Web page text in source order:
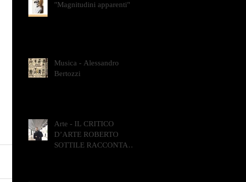
"Magnitudini apparenti"
Musica - Alessandro
Bertozzi
Arte - IL CRITICO
D’ARTE ROBERTO
SOTTILE RACCONTA